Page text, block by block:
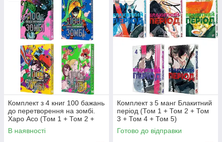
Комплект з 4 книг 100 бажань
до перетворення на зомбі.
Харо Асо (Том 1 + Том 2 +
Том 3 + Том 4)
В наявності
Комплект з 5 манг Блакитний
період (Том 1 + Том 2 + Том
3 + Том 4 + Том 5)
Готово до відправки